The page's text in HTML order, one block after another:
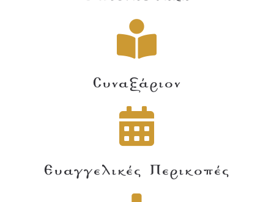
Συναξάριον
Ευαγγελικές Περικοπές